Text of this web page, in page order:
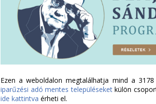
Ezen a weboldalon megtalálhatja mind a
iparűzési adó mentes településeketkülön
ide kattintva érheti el.